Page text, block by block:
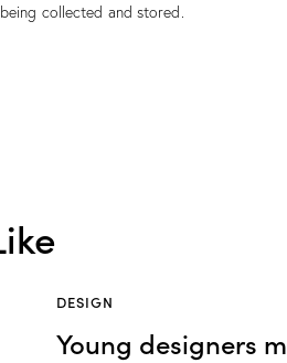
collected and stored
DESIGN
Young designers